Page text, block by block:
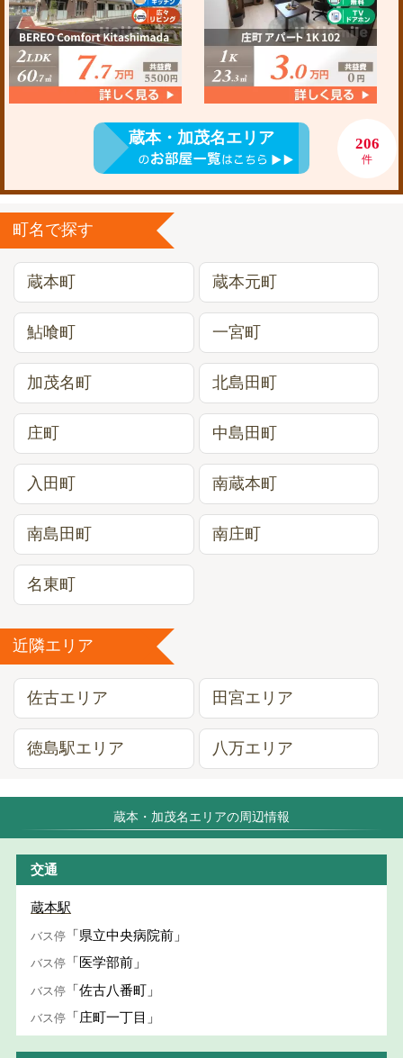
蔵本・加茂名エリア 206
件
町名で探す
蔵本町 蔵本元町
鮎喰町 一宮町
加茂名町 北島田町
庄町 中島田町
入田町 南蔵本町
南島田町 南庄町
名東町
近隣エリア
佐古エリア 田宮エリア
徳島駅エリア 八万エリア
蔵本・加茂名エリアの周辺情報
交通
蔵本駅
バス停 「県立中央病院前」
バス停 「医学部前」
バス停 「佐古八番町」
バス停 「庄町一丁目」